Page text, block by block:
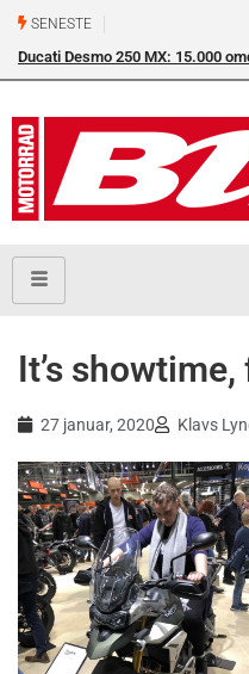
SENESTE
Ducati Desmo 250 MX: 15.000
It’s
27 januar, 2020 Klavs